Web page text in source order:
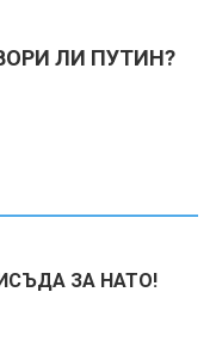
ЛИ ПУТИН?
ЗА НАТО!